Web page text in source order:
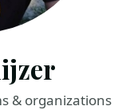
& organizations